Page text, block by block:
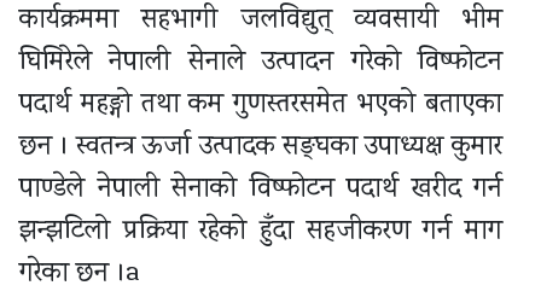
कार्यक्रममा सहभागी जलविद्युत् व्यवसायी भीम
घिमिरेले नेपाली सेनाले उत्पादन गरेको विष्फोटन
पदार्थ महङ्गो तथा कम गुणस्तरसमेत भएको बताएका
छन । स्वतन्त्र ऊर्जा उत्पादक सङ्घका उपाध्यक्ष कुमार
पाण्डेले नेपाली सेनाको विष्फोटन पदार्थ खरीद गर्न
झन्झटिलो प्रक्रिया रहेको हुँदा सहजीकरण गर्न माग
गरेका छन ।a